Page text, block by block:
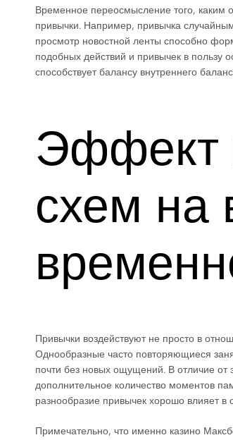
Временное переосмысление того, каким
привычки. Например, привычка
просмотр новостной ленты способно
подобных действий и привычек в пользу
способствует балансу внутреннего
Эффект
схем на
Привычки воздействуют не просто в
Однообразные часто повторяющиеся
почти без новых ощущений. В отличие от
дополнительное количество моментов
разнообразие привычек хорошо влияет
Примечательно, что именно казино